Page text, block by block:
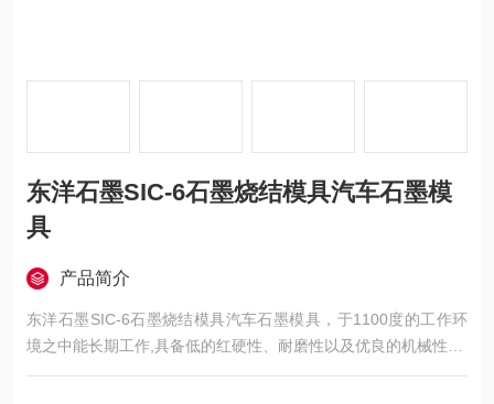
东洋石墨SIC-6石墨烧结模具汽车石墨模
具
产品简介
东洋石墨SIC-6石墨烧结模具汽车石墨模具，于1100度的工作环
境之中能长期工作,具备低的红硬性、耐磨性以及优良的机械性能.
具备高温抗菌能力.于高温状态之下,抗菌绝不起皮.且研磨后有不